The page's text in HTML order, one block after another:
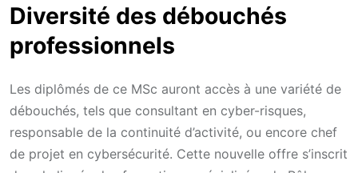
Diversité des débouchés
professionnels
Les diplômés de ce MSc auront accès à une variété de
débouchés, tels que consultant en cyber-risques,
responsable de la continuité d’activité, ou encore chef
de projet en cybersécurité. Cette nouvelle offre s’inscrit